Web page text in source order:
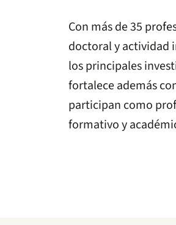
Con más de 35
doctoral y actividad
los principales
fortalece además
participan como
formativo y